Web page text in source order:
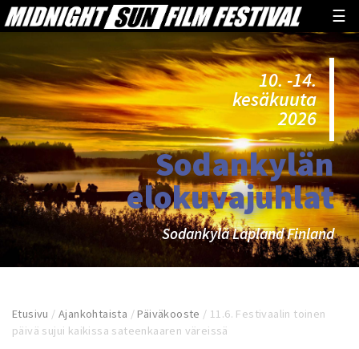
☰
10. -14.
kesäkuuta
2026
Sodankylän
elokuvajuhlat
Sodankylä Lapland Finland
Etusivu /Ajankohtaista /Päiväkooste / 11.6. Festivaalin toinen
päivä sujui kaikissa sateenkaaren väreissä